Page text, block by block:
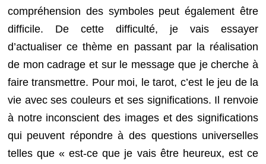
compréhension des symboles peut également être
difficile. De cette difficulté, je vais essayer
d’actualiser ce thème en passant par la réalisation
de mon cadrage et sur le message que je cherche à
faire transmettre. Pour moi, le tarot, c’est le jeu de la
vie avec ses couleurs et ses significations. Il renvoie
à notre inconscient des images et des significations
qui peuvent répondre à des questions universelles
telles que « est-ce que je vais être heureux, est ce